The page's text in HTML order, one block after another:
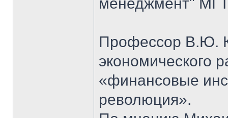
Профессор В.Ю.
экономического
«финансовые
революция».